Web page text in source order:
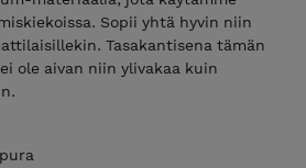
Sopii yhtä hyvin niin
Tasakantisena tämän
ole aivan niin ylivakaa kuin